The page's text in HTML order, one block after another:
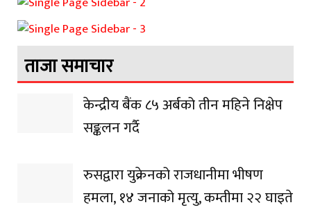
ताजा समाचार
केन्द्रीय बैंक ८५ अर्बको तीन महिने निक्षेप
सङ्कलन गर्दै
रुसद्वारा युक्रेनको राजधानीमा भीषण
हमला, १४ जनाको मृत्यु, कम्तीमा २२ घाइते